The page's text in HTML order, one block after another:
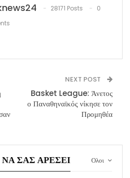
28171 Posts
0
NEXT POST
Basket League: Άνετος
ο Παναθηναϊκός νίκησε τον
Προμηθέα
Ολοι
ΣΑΣ ΑΡΈΣΕΙ